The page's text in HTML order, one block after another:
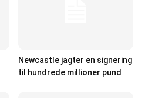
Newcastle jagter en signering
til hundrede millioner pund